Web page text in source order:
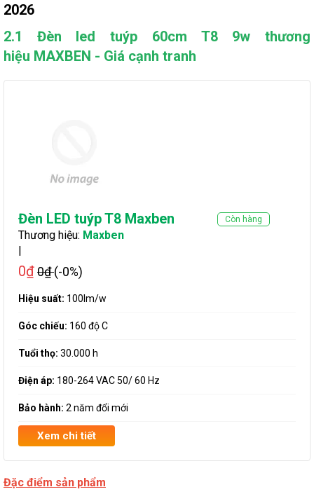
2026
2.1 Đèn led tuýp 60cm T8 9w thương
hiệu MAXBEN - Giá cạnh tranh
Đèn LED tuýp T8 Maxben Còn hàng
Thương hiệu: Maxben
|
0₫0₫(-0%)
Hiệu suất: 100lm/w
Góc chiếu: 160 độ C
Tuổi thọ: 30.000 h
Điện áp: 180-264 VAC 50/ 60 Hz
Bảo hành: 2 năm đổi mới
Xem chi tiết
Đặc điểm sản phẩm